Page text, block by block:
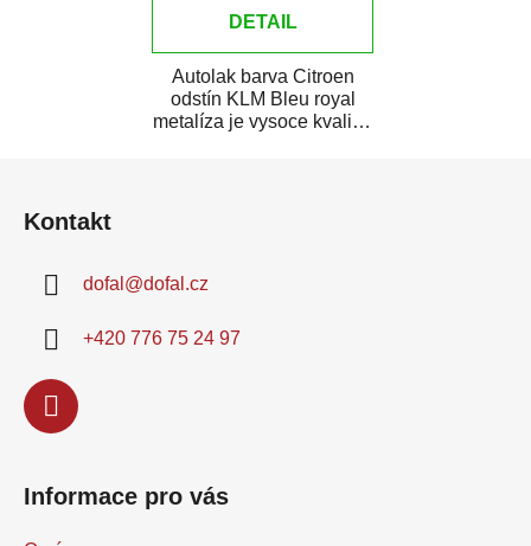
DETAIL
Autolak barva Citroen
odstín KLM Bleu royal
metalíza je vysoce kvalitní
Kontakt
dofal @dofal.cz
+420 776 75 24 97
Informace pro vás